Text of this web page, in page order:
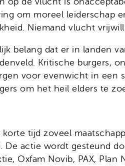
om moreel leiderschap
Niemand vlucht
belang dat er in landen
Kritische burgers,
voor evenwicht in een
om het heil elders te
korte tijd zoveel
actie wordt gesteund
Oxfam Novib, PAX,